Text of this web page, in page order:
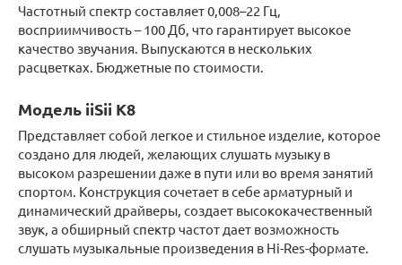
Частотный спектр составляет 0,008–22 Гц,
восприимчивость – 100 Дб, что гарантирует высокое
качество звучания. Выпускаются в нескольких
расцветках. Бюджетные по стоимости.
Модель iiSii K8
Представляет собой легкое и стильное изделие, которое
создано для людей, желающих слушать музыку в
высоком разрешении даже в пути или во время занятий
спортом. Конструкция сочетает в себе арматурный и
динамический драйверы, создает высококачественный
звук, а обширный спектр частот дает возможность
слушать музыкальные произведения в Hi-Res-формате.